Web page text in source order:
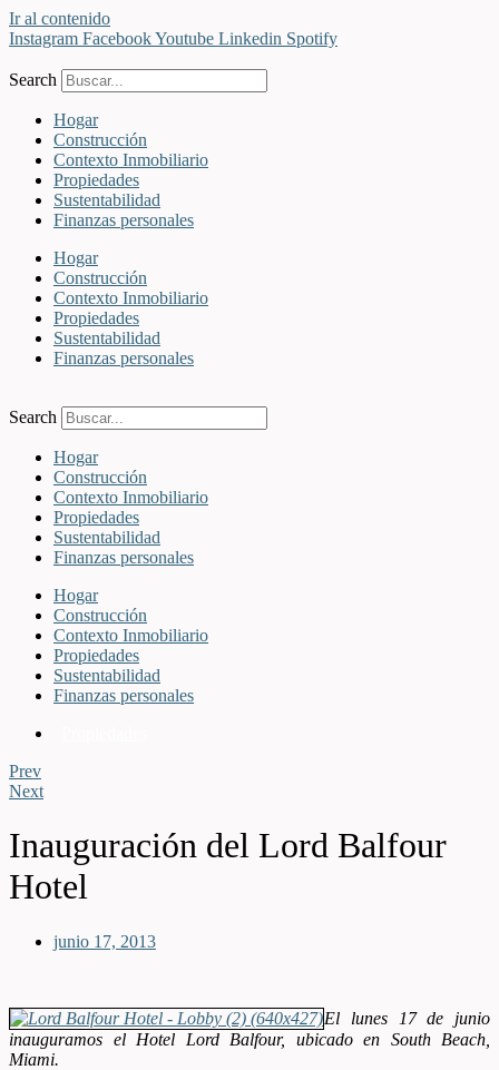
Ir al contenido
Instagram FacebookYoutube Linkedin Spotify
Search
Hogar
Construcción
Contexto Inmobiliario
Propiedades
Sustentabilidad
Finanzas personales
Hogar
Construcción
Contexto Inmobiliario
Propiedades
Sustentabilidad
Finanzas personales
Search
Hogar
Construcción
Contexto Inmobiliario
Propiedades
Sustentabilidad
Finanzas personales
Hogar
Construcción
Contexto Inmobiliario
Propiedades
Sustentabilidad
Finanzas personales
Prev
Next
Inauguración del Lord Balfour
Hotel
junio 17, 2013
El lunes 17 de junio
inauguramos el Hotel Lord Balfour, ubicado en South Beach,
Miami.